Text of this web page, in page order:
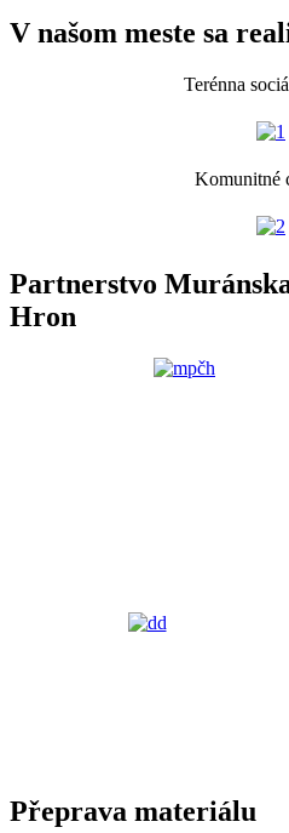
V našom meste sa
Terénna
Komunitné
Partnerstvo
Hron
Přeprava materiálu